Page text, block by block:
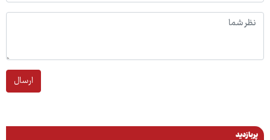
ارسال
پربازدید